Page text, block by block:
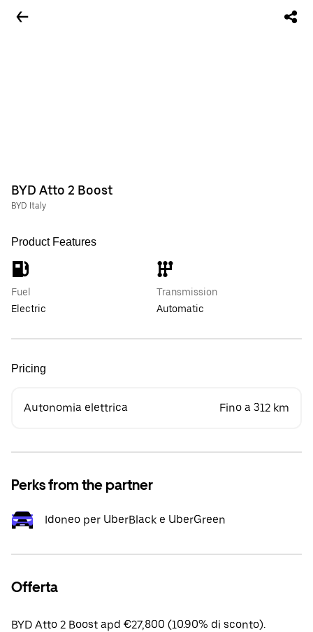
BYD Atto 2 Boost
BYD Italy
Product Features
Fuel
Electric
Transmission
Automatic
Pricing
Autonomia elettrica Fino a 312 km
Perks from the partner
Idoneo per UberBlack e UberGreen
Offerta
BYD Atto 2 Boost apd €27,800 (10.90% di sconto).